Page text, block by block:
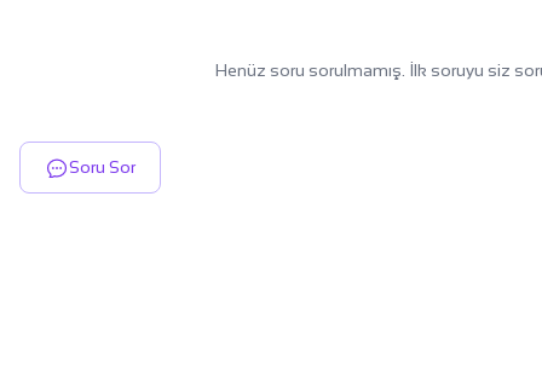
Henüz soru sorulmamış. İlk soruyu siz
Soru Sor